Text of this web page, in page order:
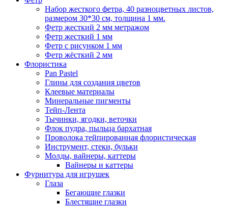
Набор жесткого фетра, 40 разноцветных листов,
размером 30*30 см, толщина 1 мм.
Фетр жесткий 2 мм метражом
Фетр жесткий 1 мм
Фетр с рисунком 1 мм
Фетр жёсткий 2 мм
Флористика
Pan Pastel
Глины для создания цветов
Клеевые материалы
Минеральные пигменты
Тейп-Лента
Тычинки, ягодки, веточки
Флок пудра, пыльца бархатная
Проволока тейпированная флористическая
Инструмент, стеки, бульки
Молды, вайнеры, каттеры
Вайнеры и каттеры
Фурнитура для игрушек
Глаза
Бегающие глазки
Блестящие глазки